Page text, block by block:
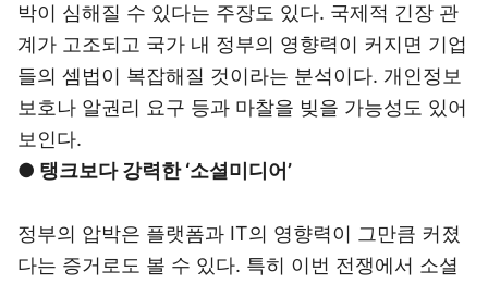
박이 심해질 수 있다는 주장도 있다. 국제적 긴장 관
계가 고조되고 국가 내 정부의 영향력이 커지면 기업
들의 셈법이 복잡해질 것이라는 분석이다. 개인정보
보호나 알권리 요구 등과 마찰을 빚을 가능성도 있어
보인다.
● 탱크보다 강력한 ‘소셜미디어’
정부의 압박은 플랫폼과 IT의 영향력이 그만큼 커졌
다는 증거로도 볼 수 있다. 특히 이번 전쟁에서 소셜